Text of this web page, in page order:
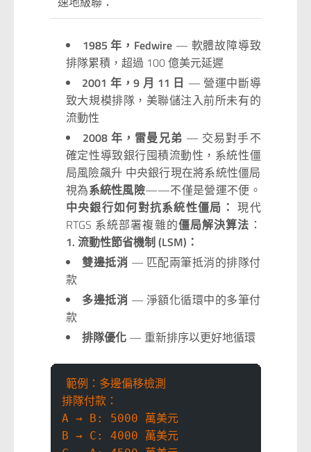
1985 年，Fedwire — 軟體故障導致
排隊累積，超過 100 億美元延遲
2001 年，9 月 11 日 — 營運中斷導
致大規模排隊，美聯儲注入前所未有的
流動性
2008 年，雷曼兄弟 — 交易對手不
確定性導致銀行囤積流動性，系統性僵
局風險飆升 中央銀行現在將系統性僵局
視為系統性風險——不僅是營運不便。
中央銀行如何對抗系統性僵局： 現代
RTGS 系統部署複雜的僵局解決算法 ：
1. 流動性節省機制 (LSM)：
雙邊抵消 — 匹配兩筆抵消的排隊付
款
多邊抵消 — 淨額化循環中的多筆付
款
排隊優化— 重新排序以更好地循環
範例：多邊偏移檢測
排隊付款：
A → B: 5000 萬美元
B → C: 4000 萬美元